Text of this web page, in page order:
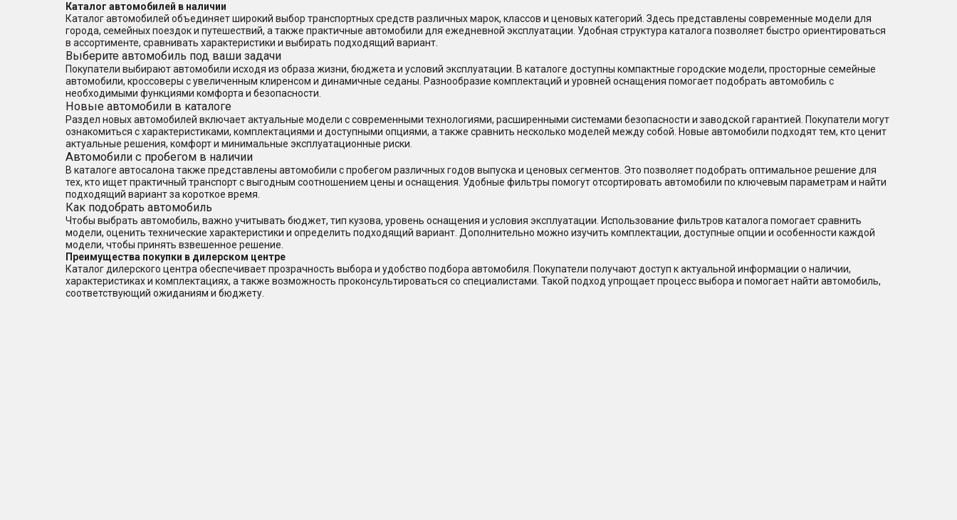
Каталог автомобилей в наличии
Каталог автомобилей объединяет широкий выбор транспортных средств различных марок, классов и ценовых категорий. Здесь представлены современные модели для
города, семейных поездок и путешествий, а также практичные автомобили для ежедневной эксплуатации. Удобная структура каталога позволяет быстро ориентироваться
в ассортименте, сравнивать характеристики и выбирать подходящий вариант.
Выберите автомобиль под ваши задачи
Покупатели выбирают автомобили исходя из образа жизни, бюджета и условий эксплуатации. В каталоге доступны компактные городские модели, просторные семейные
автомобили, кроссоверы с увеличенным клиренсом и динамичные седаны. Разнообразие комплектаций и уровней оснащения помогает подобрать автомобиль с
необходимыми функциями комфорта и безопасности.
Новые автомобили в каталоге
Раздел новых автомобилей включает актуальные модели с современными технологиями, расширенными системами безопасности и заводской гарантией. Покупатели могут
ознакомиться с характеристиками, комплектациями и доступными опциями, а также сравнить несколько моделей между собой. Новые автомобили подходят тем, кто ценит
актуальные решения, комфорт и минимальные эксплуатационные риски.
Автомобили с пробегом в наличии
В каталоге автосалона также представлены автомобили с пробегом различных годов выпуска и ценовых сегментов. Это позволяет подобрать оптимальное решение для
тех, кто ищет практичный транспорт с выгодным соотношением цены и оснащения. Удобные фильтры помогут отсортировать автомобили по ключевым параметрам и найти
подходящий вариант за короткое время.
Как подобрать автомобиль
Чтобы выбрать автомобиль, важно учитывать бюджет, тип кузова, уровень оснащения и условия эксплуатации. Использование фильтров каталога помогает сравнить
модели, оценить технические характеристики и определить подходящий вариант. Дополнительно можно изучить комплектации, доступные опции и особенности каждой
модели, чтобы принять взвешенное решение.
Преимущества покупки в дилерском центре
Каталог дилерского центра обеспечивает прозрачность выбора и удобство подбора автомобиля. Покупатели получают доступ к актуальной информации о наличии,
характеристиках и комплектациях, а также возможность проконсультироваться со специалистами. Такой подход упрощает процесс выбора и помогает найти автомобиль,
соответствующий ожиданиям и бюджету.